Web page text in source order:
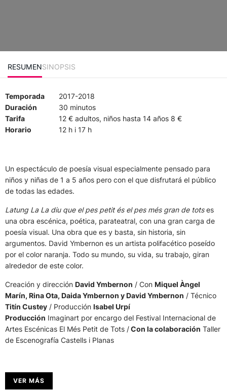
RESUMENSINOPSIS
Temporada
2017-2018
Duración
30 minutos
Tarifa
12 € adultos, niños hasta 14 años 8 €
Horario
12 h i 17 h
Un espectáculo de poesía visual especialmente pensado para
niños y niñas de 1 a 5 años pero con el que disfrutará el público
de todas las edades.
Latung La La diu que el pes petit és el pes més gran de totses
una obra escénica, poética, parateatral, con una gran carga de
poesía visual. Una obra que es y basta, sin historia, sin
argumentos. David Ymbernon es un artista polifacético poseído
por el color naranja. Todo su mundo, su vida, su trabajo, giran
alrededor de este color.
Creación y dirección David Ymbernon / Con Miquel Àngel
Marín, Rina Ota, Daida Ymbernon y David Ymbernon / Técnico
Titín Custey / Producción Isabel Urpí
Producción Imaginart por encargo del Festival Internacional de
Artes Escénicas El Més Petit de Tots /Con la colaboración Taller
de Escenografía Castells i Planas
VER MÁS